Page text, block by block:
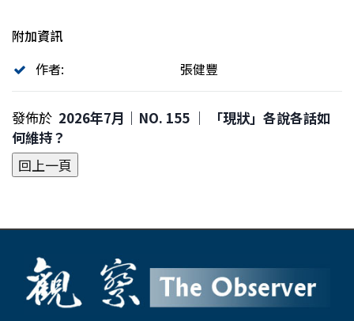
附加資訊
作者:
張健豐
發佈於 2026年7月｜NO. 155 │ 「現狀」各說各話如
何維持？